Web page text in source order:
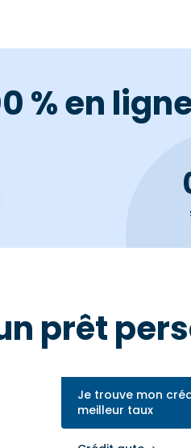
% en
prêt
Je trouve mon
meilleur taux